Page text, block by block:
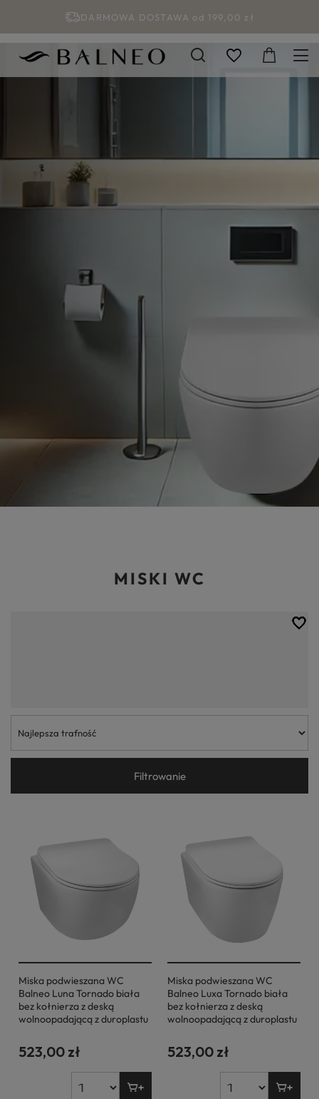
DARMOWA DOSTAWA od 199,00 zł
MISKI WC
Miska WC podwieszana staje się coraz bardziej popularnym widokiem
w polskich domach i mieszkaniach. Jeśli dodatkowo jest to sedes
łazience używany jest WC podwieszany, dlatego zadbaliśmy także o
duroplastu, które cechują się odpowiednią wytrzymałością i nie
ważną kategorią obejmującą miski WC podwieszane.
Filtrowanie
Miska podwieszana WC
Balneo Luna Tornado biała
bez kołnierza z deską
wolnoopadającą z duroplastu
523,00 zł
Miska podwieszana WC
Balneo Luxa Tornado biała
bez kołnierza z deską
wolnoopadającą z duroplastu
523,00 zł